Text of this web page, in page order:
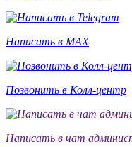
Написать в MAX
Позвонить в Колл-центр
Написать в чат